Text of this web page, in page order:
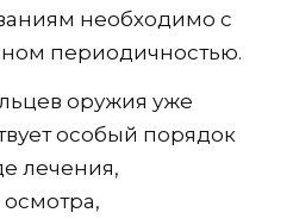
необходимо с
периодичностью.
оружия уже
особый порядок
лечения,